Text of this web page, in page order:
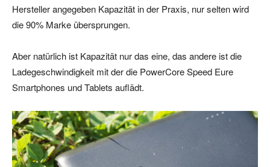
Hersteller angegeben Kapazität in der Praxis, nur selten wird
die 90% Marke übersprungen.
Aber natürlich ist Kapazität nur das eine, das andere ist die
Ladegeschwindigkeit mit der die PowerCore Speed Eure
Smartphones und Tablets auflädt.